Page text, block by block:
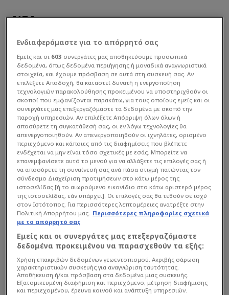
ΝΒΑ
NBA| VIDEO 05/08 - 20:33
Σπουδαία μεταγραφή για Ντιαλό
σε κορυφαία ομάδα του NBA!
(ΦΩΤΟ)
Ενδιαφερόμαστε για το απόρρητό σας
Εμείς και οι 603 συνεργάτες μας αποθηκεύουμε προσωπικά
δεδομένα, όπως δεδομένα περιήγησης ή μοναδικά αναγνωριστικά
στοιχεία, και έχουμε πρόσβαση σε αυτά στη συσκευή σας. Αν
επιλέξετε Αποδοχή, θα καταστεί δυνατή η ενεργοποίηση
τεχνολογιών παρακολούθησης προκειμένου να υποστηριχθούν οι
σκοποί που εμφανίζονται παρακάτω, για τους οποίους εμείς και οι
συνεργάτες μας επεξεργαζόμαστε τα δεδομένα με σκοπό την
παροχή υπηρεσιών. Αν επιλέξετε Απόρριψη όλων όλων ή
αποσύρετε τη συγκατάθεσή σας, οι εν λόγω τεχνολογίες θα
απενεργοποιηθούν. Αν απενεργοποιηθούν οι ιχνηλάτες, ορισμένο
περιεχόμενο και κάποιες από τις διαφημίσεις που βλέπετε
ενδέχεται να μην είναι τόσο σχετικές με εσάς. Μπορείτε να
επανεμφανίσετε αυτό το μενού για να αλλάξετε τις επιλογές σας ή
να αποσύρετε τη συναίνεσή σας ανά πάσα στιγμή πατώντας τον
σύνδεσμο Διαχείριση προτιμήσεων στο κάτω μέρος της
ιστοσελίδας [ή το αιωρούμενο εικονίδιο στο κάτω αριστερό μέρος
της ιστοσελίδας, εάν υπάρχει]. Οι επιλογές σας θα τεθούν σε ισχύ
στον Ιστότοπος. Για περισσότερες λεπτομέρειες ανατρέξτε στην
Πολιτική Απορρήτου μας. Περισσότερες πληροφορίες σχετικά
με το απόρρητό σας
Εμείς και οι συνεργάτες μας επεξεργαζόμαστε
δεδομένα προκειμένου να παρασχεθούν τα εξής:
Χρήση επακριβών δεδομένων γεωεντοπισμού. Ακριβής σάρωση
χαρακτηριστικών συσκευής για αναγνώριση ταυτότητας.
Αποθήκευση ή/και πρόσβαση στα δεδομένα μιας συσκευής.
Εξατομικευμένη διαφήμιση και περιεχόμενο, μέτρηση διαφήμισης
και περιεχομένου, έρευνα κοινού και ανάπτυξη υπηρεσιών.